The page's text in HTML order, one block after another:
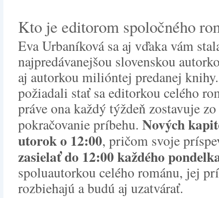
Kto je editorom spoločného
Eva Urbaníková sa aj vďaka vám
najpredávanejšou slovenskou
aj autorkou milióntej predanej
požiadali stať sa editorkou celého
práve ona každý týždeň zostavuje
pokračovanie príbehu. Nových
utorok o 12:00, pričom svoje
zasielať do 12:00 každého
spoluautorkou celého románu, jej
rozbiehajú a budú aj uzatvárať.